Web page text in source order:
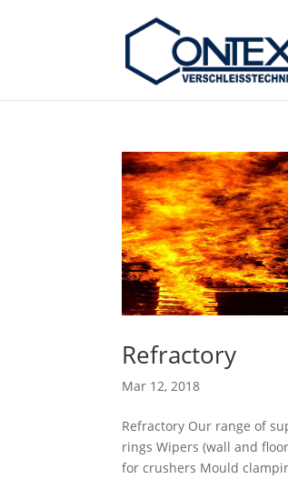
Refractory
Mar 12, 2018
Refractory Our range of
rings Wipers (wall and
for crushers Mould